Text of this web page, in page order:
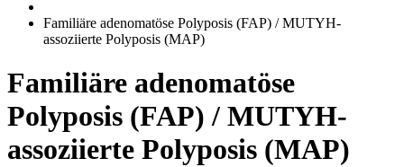
Familiäre adenomatöse Polyposis (FAP) / MUTYH-
assoziierte Polyposis (MAP)
Familiäre adenomatöse
Polyposis (FAP) / MUTYH-
assoziierte Polyposis (MAP)